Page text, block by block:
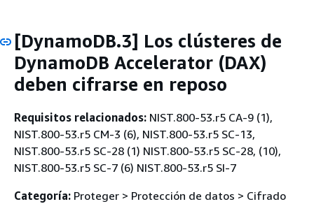
[DynamoDB.3] Los clústeres de
DynamoDB Accelerator (DAX)
deben cifrarse en reposo
Requisitos relacionados: NIST.800-53.r5 CA-9 (1),
NIST.800-53.r5 CM-3 (6), NIST.800-53.r5 SC-13,
NIST.800-53.r5 SC-28 (1) NIST.800-53.r5 SC-28, (10),
NIST.800-53.r5 SC-7 (6) NIST.800-53.r5 SI-7
Categoría: Proteger > Protección de datos > Cifrado